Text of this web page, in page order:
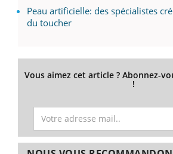
Peau artificielle: des spécialistes
du toucher
Vous aimez cet article ? Abonnez-
!